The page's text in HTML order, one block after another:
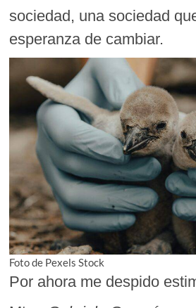
sociedad, una sociedad
esperanza de cambiar.
Foto de Pexels Stock
Por ahora me despido